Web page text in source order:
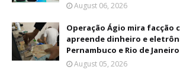
August 06, 2026
Operação Ágio mira facção
apreende dinheiro e
Pernambuco e Rio de Janeiro
August 05, 2026